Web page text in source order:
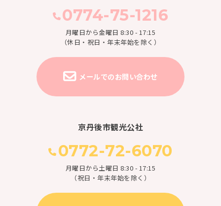
0774-75-1216
月曜日から金曜日 8:30 - 17:15
（休日・祝日・年末年始を除く）
メールでのお問い合わせ
京丹後市観光公社
0772-72-6070
月曜日から土曜日 8:30 - 17:15
（祝日・年末年始を除く）